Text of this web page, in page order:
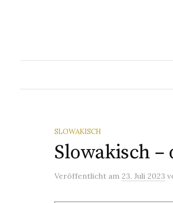
SLOWAKISCH
Slowakisch –
Veröffentlicht am 23. Juli 2023